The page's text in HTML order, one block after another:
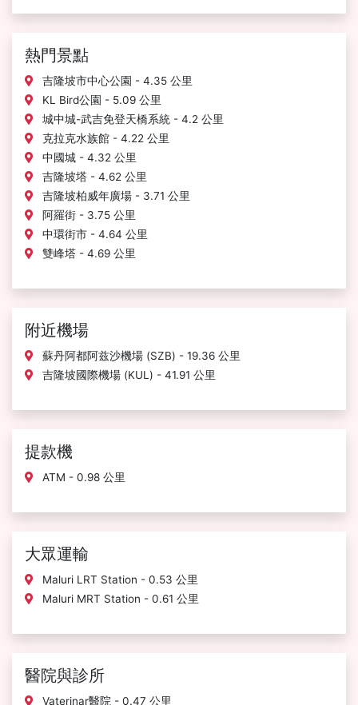
熱門景點
吉隆坡市中心公園 - 4.35 公里
KL Bird公園 - 5.09 公里
城中城-武吉免登天橋系統 - 4.2 公里
克拉克水族館 - 4.22 公里
中國城 - 4.32 公里
吉隆坡塔 - 4.62 公里
吉隆坡柏威年廣場 - 3.71 公里
阿羅街 - 3.75 公里
中環街市 - 4.64 公里
雙峰塔 - 4.69 公里
附近機場
蘇丹阿都阿兹沙機場 (SZB) - 19.36 公里
吉隆坡國際機場 (KUL) - 41.91 公里
提款機
ATM - 0.98 公里
大眾運輸
Maluri LRT Station - 0.53 公里
Maluri MRT Station - 0.61 公里
醫院與診所
Vaterinar醫院 - 0.47 公里